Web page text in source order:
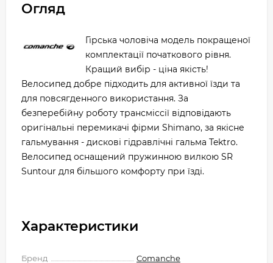
Огляд
Гірська чоловіча модель покращеної
комплектації початкового рівня.
Кращий вибір - ціна якість!
Велосипед добре підходить для активної їзди та
для повсягденного використання. За
безперебійну роботу трансміссії відповідають
оригінальні перемикачі фірми Shimano, за якісне
гальмування - дискові гідравлічні гальма Tektro.
Велосипед оснащений пружинною вилкою SR
Suntour для більшого комфорту при їзді.
Характеристики
Бренд
Comanche